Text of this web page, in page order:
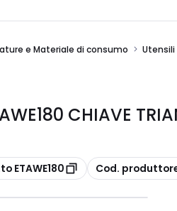
e Materiale di consumo
CHIAVE
ETAWE180 copia
Cod. produttore